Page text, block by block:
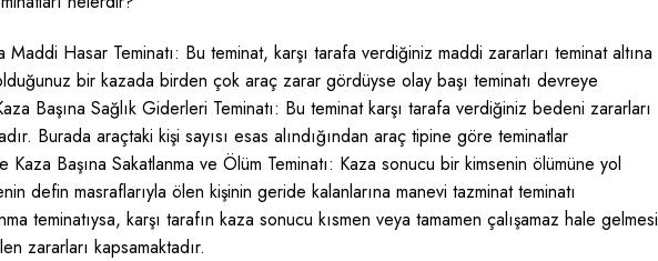
Maddi Hasar Teminatı: Bu teminat, karşı tarafa verdiğiniz maddi zararları teminat altına
bir kazada birden çok araç zarar gördüyse olay başı teminatı devreye
Başına Sağlık Giderleri Teminatı: Bu teminat karşı tarafa verdiğiniz bedeni zararları
Burada araçtaki kişi sayısı esas alındığından araç tipine göre teminatlar
Kaza Başına Sakatlanma ve Ölüm Teminatı: Kaza sonucu bir kimsenin ölümüne yol
defin masraflarıyla ölen kişinin geride kalanlarına manevi tazminat teminatı
teminatıysa, karşı tarafın kaza sonucu kısmen veya tamamen çalışamaz hale gelmesi
zararları kapsamaktadır.